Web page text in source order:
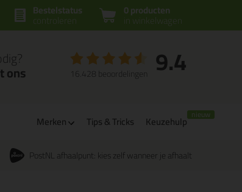
0 producten
in winkelwagen
Bestelstatus
controleren
ons 9.4
16.428 beoordelingen
Merken Tips & Tricks Keuzehulp
PostNL afhaalpunt: kies zelf wanneer je afhaalt